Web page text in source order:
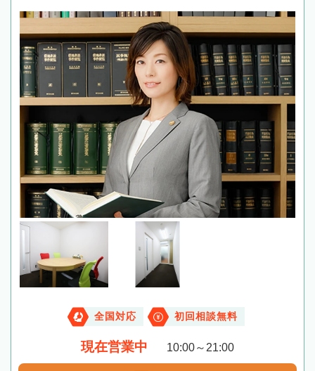
全国対応 初回相談無料
現在営業中 10:00～21:00